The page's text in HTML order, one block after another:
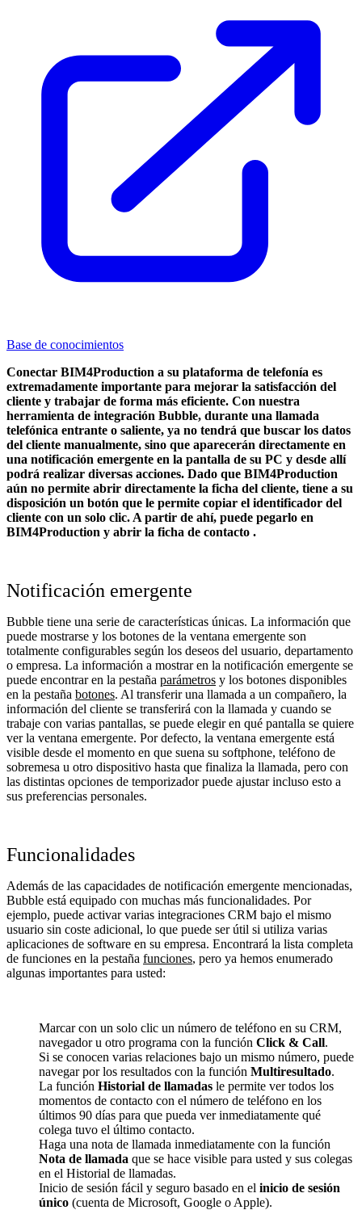
Base de conocimientos
Conectar BIM4Production a su plataforma de telefonía es
extremadamente importante para mejorar la satisfacción del
cliente y trabajar de forma más eficiente. Con nuestra
herramienta de integración Bubble, durante una llamada
telefónica entrante o saliente, ya no tendrá que buscar los datos
del cliente manualmente, sino que aparecerán directamente en
una notificación emergente en la pantalla de su PC y desde allí
podrá realizar diversas acciones. Dado que BIM4Production
aún no permite abrir directamente la ficha del cliente, tiene a su
disposición un botón que le permite copiar el identificador del
cliente con un solo clic. A partir de ahí, puede pegarlo en
BIM4Production y abrir la ficha de contacto .
Notificación emergente
Bubble tiene una serie de características únicas. La información que
puede mostrarse y los botones de la ventana emergente son
totalmente configurables según los deseos del usuario, departamento
o empresa. La información a mostrar en la notificación emergente se
puede encontrar en la pestaña parámetros y los botones disponibles
en la pestaña botones. Al transferir una llamada a un compañero, la
información del cliente se transferirá con la llamada y cuando se
trabaje con varias pantallas, se puede elegir en qué pantalla se quiere
ver la ventana emergente. Por defecto, la ventana emergente está
visible desde el momento en que suena su softphone, teléfono de
sobremesa u otro dispositivo hasta que finaliza la llamada, pero con
las distintas opciones de temporizador puede ajustar incluso esto a
sus preferencias personales.
Funcionalidades
Además de las capacidades de notificación emergente mencionadas,
Bubble está equipado con muchas más funcionalidades. Por
ejemplo, puede activar varias integraciones CRM bajo el mismo
usuario sin coste adicional, lo que puede ser útil si utiliza varias
aplicaciones de software en su empresa. Encontrará la lista completa
de funciones en la pestaña funciones, pero ya hemos enumerado
algunas importantes para usted:
Marcar con un solo clic un número de teléfono en su CRM,
navegador u otro programa con la función Click & Call.
Si se conocen varias relaciones bajo un mismo número, puede
navegar por los resultados con la función Multiresultado.
La función Historial de llamadas le permite ver todos los
momentos de contacto con el número de teléfono en los
últimos 90 días para que pueda ver inmediatamente qué
colega tuvo el último contacto.
Haga una nota de llamada inmediatamente con la función
Nota de llamada que se hace visible para usted y sus colegas
en el Historial de llamadas.
Inicio de sesión fácil y seguro basado en el inicio de sesión
único (cuenta de Microsoft, Google o Apple).